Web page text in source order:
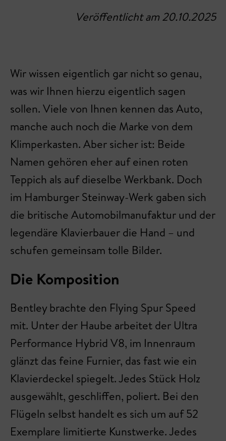
Veröffentlicht am 20.10.2025
Wir wissen eigentlich gar nicht so genau,
was wir Ihnen hierzu eigentlich sagen
sollen. Viele von Ihnen kennen das Auto,
manche auch noch die Marke von dem
Klimperkasten. Aber sicher ist: Beide
Namen gehören eher auf einen roten
Teppich als auf dieselbe Werkbank. Doch
im Hamburger Steinway-Werk gaben sich
die britische Automobilmanufaktur und der
legendäre Klavierbauer die Hand – und
schufen gemeinsam tolle Bilder.
Die Komposition
Bentley brachte den Flying Spur Speed
mit. Unter der Haube arbeitet der Ultra
Performance Hybrid V8, im Innenraum
glänzt das feine Furnier, das fast wie ein
Klavierdeckel spiegelt. Jedes Stück Holz
ausgewählt, geschliffen, poliert. Bei den
Flügeln selbst handelt es sich um auf 52
Exemplare limitierte Kunstwerke. Jedes